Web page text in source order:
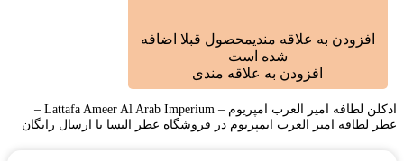
افزودن به علاقه مندیمحصول قبلا اضافه
شده است
افزودن به علاقه مندی
ادکلن لطافه امیر العرب امپریوم – Lattafa Ameer Al Arab Imperium –
عطر لطافه امیر العرب ایمپریوم در فروشگاه عطر الیسا با ارسال رایگان